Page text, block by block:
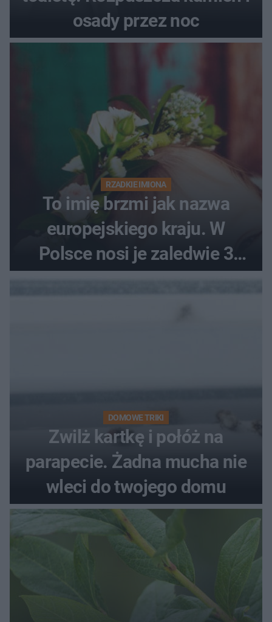
osady przez noc
RZADKIE IMIONA
To imię brzmi jak nazwa
europejskiego kraju. W
Polsce nosi je zaledwie 3
kobiety
DOMOWE TRIKI
Zwilż kartkę i połóż na
parapecie. Żadna mucha nie
wleci do twojego domu